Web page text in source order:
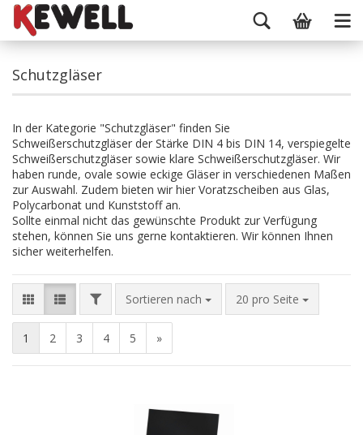
Schutzgläser
In der Kategorie "Schutzgläser" finden Sie
Schweißerschutzgläser der Stärke DIN 4 bis DIN 14, verspiegelte
Schweißerschutzgläser sowie klare Schweißerschutzgläser. Wir
haben runde, ovale sowie eckige Gläser in verschiedenen Maßen
zur Auswahl. Zudem bieten wir hier Voratzscheiben aus Glas,
Polycarbonat und Kunststoff an.
Sollte einmal nicht das gewünschte Produkt zur Verfügung
stehen, können Sie uns gerne kontaktieren. Wir können Ihnen
sicher weiterhelfen.
Sortieren nach 20 pro Seite
1 2 3 4 5 »